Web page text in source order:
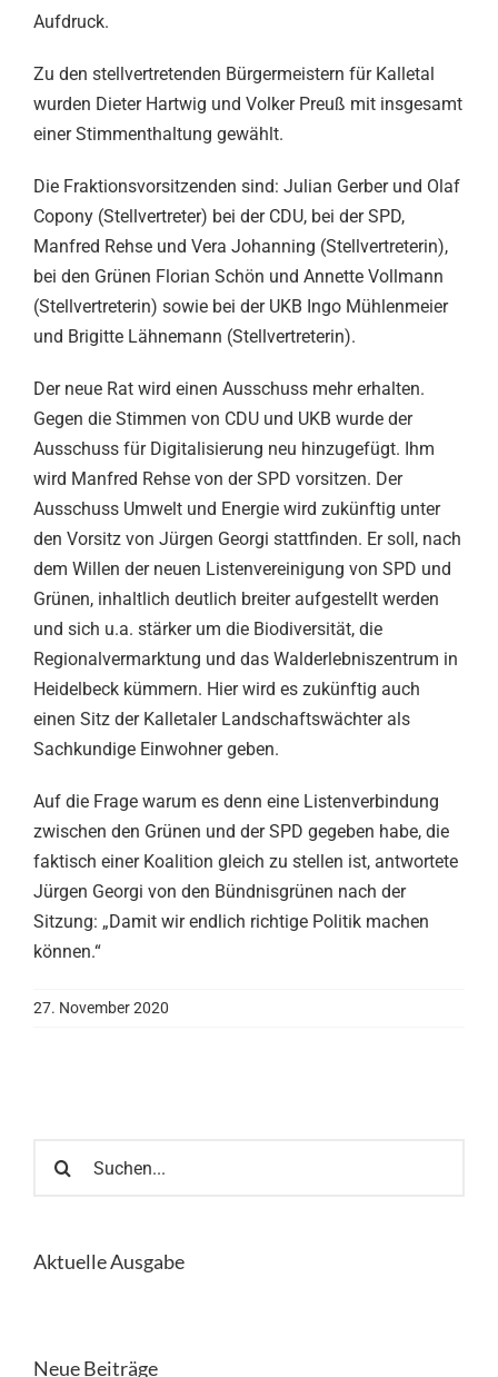
Aufdruck.
Zu den stellvertretenden Bürgermeistern für Kalletal
wurden Dieter Hartwig und Volker Preuß mit insgesamt
einer Stimmenthaltung gewählt.
Die Fraktionsvorsitzenden sind: Julian Gerber und Olaf
Copony (Stellvertreter) bei der CDU, bei der SPD,
Manfred Rehse und Vera Johanning (Stellvertreterin),
bei den Grünen Florian Schön und Annette Vollmann
(Stellvertreterin) sowie bei der UKB Ingo Mühlenmeier
und Brigitte Lähnemann (Stellvertreterin).
Der neue Rat wird einen Ausschuss mehr erhalten.
Gegen die Stimmen von CDU und UKB wurde der
Ausschuss für Digitalisierung neu hinzugefügt. Ihm
wird Manfred Rehse von der SPD vorsitzen. Der
Ausschuss Umwelt und Energie wird zukünftig unter
den Vorsitz von Jürgen Georgi stattfinden. Er soll, nach
dem Willen der neuen Listenvereinigung von SPD und
Grünen, inhaltlich deutlich breiter aufgestellt werden
und sich u.a. stärker um die Biodiversität, die
Regionalvermarktung und das Walderlebniszentrum in
Heidelbeck kümmern. Hier wird es zukünftig auch
einen Sitz der Kalletaler Landschaftswächter als
Sachkundige Einwohner geben.
Auf die Frage warum es denn eine Listenverbindung
zwischen den Grünen und der SPD gegeben habe, die
faktisch einer Koalition gleich zu stellen ist, antwortete
Jürgen Georgi von den Bündnisgrünen nach der
Sitzung: „Damit wir endlich richtige Politik machen
können.“
27. November 2020
nach:
Aktuelle Ausgabe
Neue Beiträge